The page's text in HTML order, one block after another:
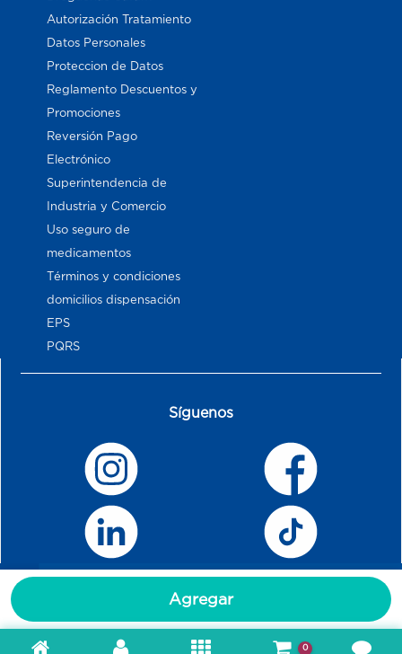
Agregar
Autorización Tratamiento
Datos Personales
Proteccion de Datos
Reglamento Descuentos y
Promociones
Reversión Pago
Electrónico
Superintendencia de
Industria y Comercio
Uso seguro de
medicamentos
Términos y condiciones
domicilios dispensación
EPS
PQRS
Síguenos
0